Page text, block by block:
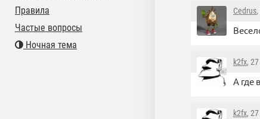
Cedrus
k2fx,
А где
k2fx,
Правила
Частые вопросы
Ночная тема